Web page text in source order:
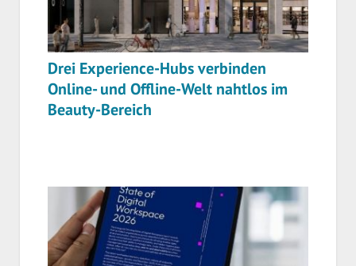
Drei Experience-Hubs verbinden
Online- und Offline-Welt nahtlos im
Beauty-Bereich